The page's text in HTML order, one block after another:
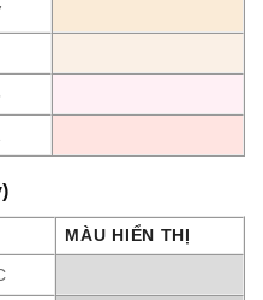
MÀU HIỂN THỊ